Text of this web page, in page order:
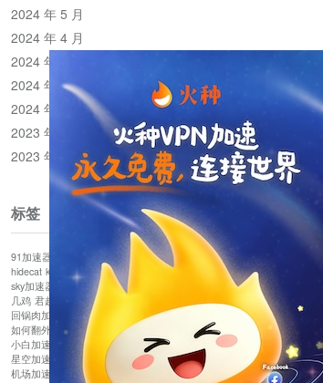
2024 年 5 月
2024 年 4 月
2024 年 3 月
2024 年 2 月
2024 年 1 月
2023 年 12 月
2023 年 11 月
标签
91加速器 bluelayer加速器
clash节点
hidecat kuai500 panda加速器
plex加速器
sky加速器
telegram加速器 中信加速器
云梯加速器
几鸡 君越加速器 哔咔漫画加速器
唐师傅加速器
回锅肉加速器
坚果加速器 壹点加速器
如何翻外墙网站 小哈vp加速器
小火箭加速器
小白加速器
布谷vp加速器 心阶云 快连
星空加速器
最新版clash安卓下载
月光加速器
机场加速器
松果云 极快加速器
梯子加速器